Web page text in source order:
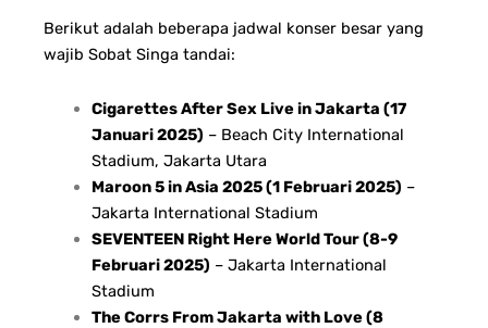
Berikut adalah beberapa jadwal konser besar yang
wajib Sobat Singa tandai:
Cigarettes After Sex Live in Jakarta (17
Januari 2025) – Beach City International
Stadium, Jakarta Utara
Maroon 5 in Asia 2025 (1 Februari 2025) –
Jakarta International Stadium
SEVENTEEN Right Here World Tour (8-9
Februari 2025) – Jakarta International
Stadium
The Corrs From Jakarta with Love (8